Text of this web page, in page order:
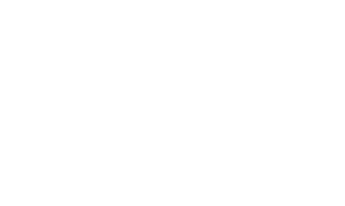
28-vermittelt2024/detail/2774-atlas?